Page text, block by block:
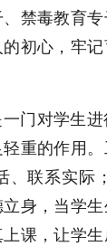
禁毒教育
初心，牢
门对学生
重的作用
、联系实际
身，当学
课，让学